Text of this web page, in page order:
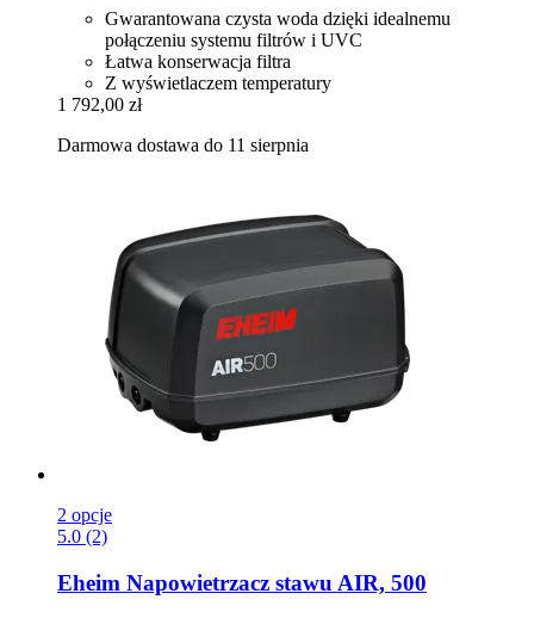
Gwarantowana czysta woda dzięki idealnemu
połączeniu systemu filtrów i UVC
Łatwa konserwacja filtra
Z wyświetlaczem temperatury
1 792,00 zł
Darmowa dostawa do 11 sierpnia
2 opcje
5.0 (2)
Eheim Napowietrzacz stawu AIR, 500